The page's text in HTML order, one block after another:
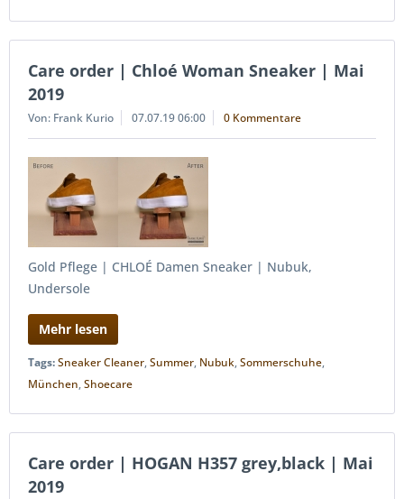
Care order | Chloé Woman Sneaker | Mai
2019
Von: Frank Kurio 07.07.19 06:00 0 Kommentare
Gold Pflege | CHLOÉ Damen Sneaker | Nubuk,
Undersole
Mehr lesen
Tags:Sneaker Cleaner,Summer, Nubuk,Sommerschuhe,
München,Shoecare
Care order | HOGAN H357 grey,black | Mai
2019